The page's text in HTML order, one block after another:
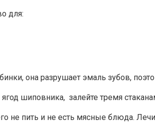
для:
она разрушает эмаль зубов,
шиповника, залейте тремя
не пить и не есть мясные блюда.